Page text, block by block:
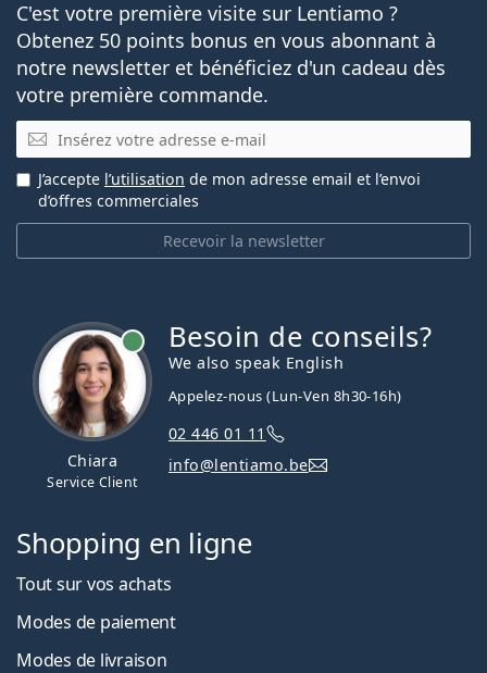
C'est votre première visite sur Lentiamo ?
Obtenez 50 points bonus en vous abonnant à
notre newsletter et bénéficiez d'un cadeau dès
votre première commande.
E-mail
Recevoir la newsletter
J’accepte l’utilisation de mon adresse email et l’envoi
d’offres commerciales
Chiara
Service Client
Besoin de conseils?
We also speak English
Appelez-nous (Lun-Ven 8h30-16h)
02 446 01 11
info@lentiamo.be
Shopping en ligne
Tout sur vos achats
Modes de paiement
Modes de livraison